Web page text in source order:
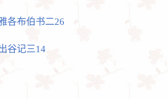
各布伯书二26
谷记三14